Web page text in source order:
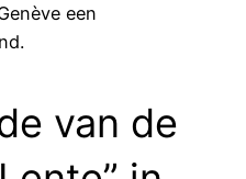
een
van de